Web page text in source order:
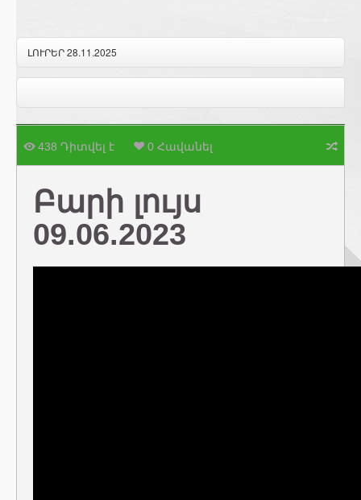
ԼՈՒՐԵՐ 28.11.2025
438 Դիտվել է 0 Հավանել
Բարի լույս
09.06.2023